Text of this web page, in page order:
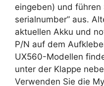
eingeben) und führen
serialnumber” aus.
aktuellen Akku und
P/N auf dem
UX560-Modellen
unter der Klappe
Verwenden Sie die